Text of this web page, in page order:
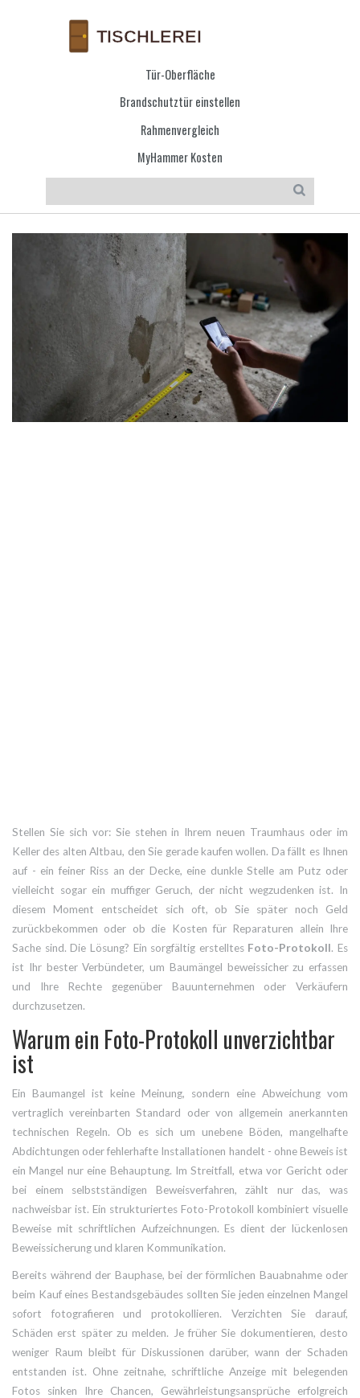
Tür-Oberfläche
Brandschutztür einstellen
Rahmenvergleich
MyHammer Kosten
Stellen Sie sich vor: Sie stehen in Ihrem neuen Traumhaus oder im
Keller des alten Altbau, den Sie gerade kaufen wollen. Da fällt es Ihnen
auf - ein feiner Riss an der Decke, eine dunkle Stelle am Putz oder
vielleicht sogar ein muffiger Geruch, der nicht wegzudenken ist. In
diesem Moment entscheidet sich oft, ob Sie später noch Geld
zurückbekommen oder ob die Kosten für Reparaturen allein Ihre
Sache sind. Die Lösung? Ein sorgfältig erstelltes Foto-Protokoll. Es
ist Ihr bester Verbündeter, um Baumängel beweissicher zu erfassen
und Ihre Rechte gegenüber Bauunternehmen oder Verkäufern
durchzusetzen.
Warum ein Foto-Protokoll unverzichtbar
ist
Ein Baumangel ist keine Meinung, sondern eine Abweichung vom
vertraglich vereinbarten Standard oder von allgemein anerkannten
technischen Regeln. Ob es sich um unebene Böden, mangelhafte
Abdichtungen oder fehlerhafte Installationen handelt - ohne Beweis ist
ein Mangel nur eine Behauptung. Im Streitfall, etwa vor Gericht oder
bei einem selbstständigen Beweisverfahren, zählt nur das, was
nachweisbar ist. Ein strukturiertes Foto-Protokoll kombiniert visuelle
Beweise mit schriftlichen Aufzeichnungen. Es dient der lückenlosen
Beweissicherung und klaren Kommunikation.
Bereits während der Bauphase, bei der förmlichen Bauabnahme oder
beim Kauf eines Bestandsgebäudes sollten Sie jeden einzelnen Mangel
sofort fotografieren und protokollieren. Verzichten Sie darauf,
Schäden erst später zu melden. Je früher Sie dokumentieren, desto
weniger Raum bleibt für Diskussionen darüber, wann der Schaden
entstanden ist. Ohne zeitnahe, schriftliche Anzeige mit belegenden
Fotos sinken Ihre Chancen, Gewährleistungsansprüche erfolgreich